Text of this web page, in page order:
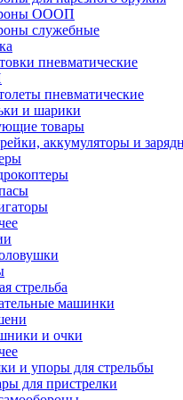
ОООП
служебные
пневматические
пневматические
и шарики
товары
аккумуляторы и
стрельба
машинки
и очки
и упоры для стрельбы
для пристрелки